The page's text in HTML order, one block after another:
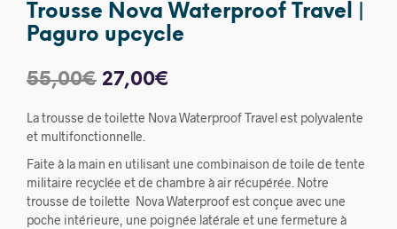
Trousse Nova Waterproof Travel |
Paguro upcycle
55,00€ Le
prix
initial
était :
55,00€.
27,00€
prix
est :
27,00€.
La trousse de toilette Nova Waterproof Travel est polyvalente
et multifonctionnelle.
Faite à la main en utilisant une combinaison de toile de tente
militaire recyclée et de chambre à air récupérée. Notre
trousse de toilette Nova Waterproof est conçue avec une
poche intérieure, une poignée latérale et une fermeture à